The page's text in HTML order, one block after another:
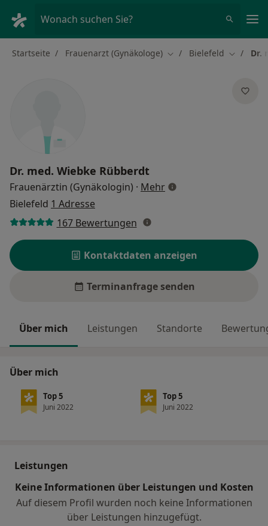
Wonach suchen Sie?
Startseite Frauenarzt (Gynäkologe) Stadt ändern
Bielefeld StadtDr.
Dr. med. Wiebke Rübberdt
Frauenärztin (Gynäkologin) · Mehrüber Spezialisierungen
Bielefeld 1 Adresse
167 Bewertungen
Kontaktdaten anzeigen
Terminanfrage senden
Über mich Leistungen Standorte
Über mich
Top 5
Juni 2022
Top 5
Juni 2022
Leistungen
Keine Informationen über Leistungen und Kosten
Auf diesem Profil wurden noch keine Informationen
über Leistungen hinzugefügt.